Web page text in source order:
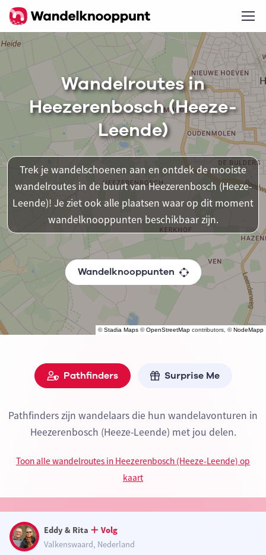
©Stadia Maps ©OpenStreetMap contributors, ©NodeMapp
Wandelroutes in
Heezerenbosch (Heeze-
Leende)
Trek je wandelschoenen aan en ontdek de mooiste
wandelroutes in de buurt van Heezerenbosch (Heeze-
Leende)! Je ziet ook alle plaatsen waar op dit moment
wandelknooppunten beschikbaar zijn.
Wandelknooppunten
Pathfinders Surprise Me
Pathfinders zijn wandelaars die hun wandelavonturen in
Heezerenbosch (Heeze-Leende) met jou delen.
Toon alle wandelroutes in Heezerenbosch (Heeze-Leende) op
kaart
Eddy & Rita
Volg
Valkenswaard, Nederland